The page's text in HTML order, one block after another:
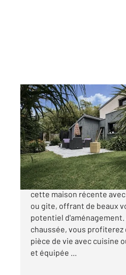
ST JACUT DE LA MER 22
137 m2, 4 pièces
Ref : 1869
Maison à vendre
534 480
CENTURY 21 DUFEIL
cette maison récente
ou gite, offrant de beaux
potentiel
chaussée, vous profiterez
pièce de vie avec cuisine
et équipée ...